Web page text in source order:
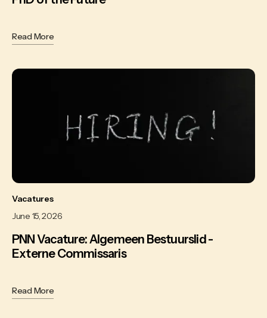
Read More
Vacatures
June 15, 2026
PNN Vacature: Algemeen Bestuurslid -
Externe Commissaris
Read More